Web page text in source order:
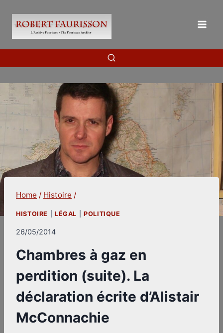
content
Home / Histoire /
HISTOIRE LÉGAL POLITIQUE
26/05/2014
Chambres à gaz en
perdition (suite). La
déclaration écrite d’Alistair
McConnachie